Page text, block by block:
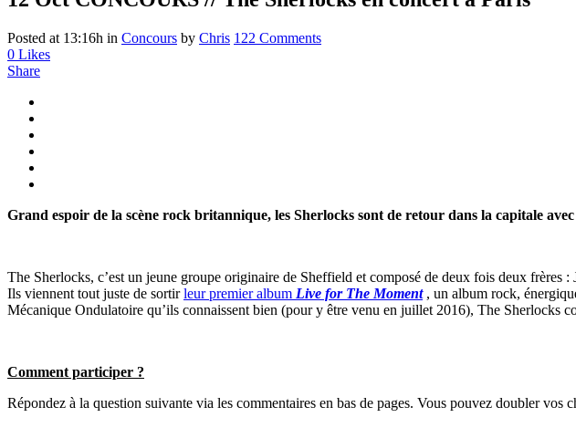
Posted at 13:16h in Concours by Chris 122 Comments
0 Likes
Share
Grand espoir de la scène rock britannique, les Sherlocks sont de retour dans la capitale
The Sherlocks, c’est un jeune groupe originaire de Sheffield et composé de deux fois deux
Ils viennent tout juste de sortirleur premier album Live for The Moment, un album rock,
Mécanique Ondulatoire qu’ils connaissent bien (pour y être venu en juillet 2016), The Sherlocks
Comment participer ?
Répondez à la question suivante via les commentaires en bas de pages. Vous pouvez doubler vos